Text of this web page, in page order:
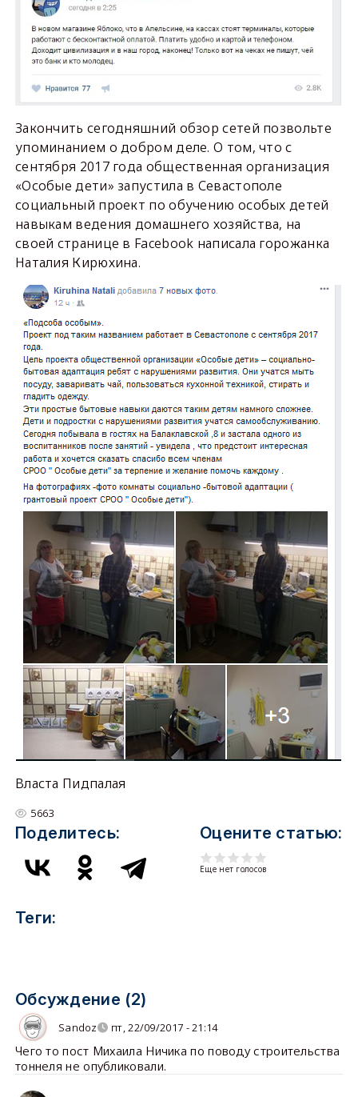
Закончить сегодняшний обзор сетей позвольте
упоминанием о добром деле. О том, что с
сентября 2017 года общественная организация
«Особые дети» запустила в Севастополе
социальный проект по обучению особых детей
навыкам ведения домашнего хозяйства, на
своей странице в Facebook написала горожанка
Наталия Кирюхина.
Власта Пидпалая
5663
Поделитесь: Оцените статью:
Еще нет голосов
Теги:
Обсуждение (2)
Sandoz пт, 22/09/2017 - 21:14
Чего то пост Михаила Ничика по поводу строительства
тоннеля не опубликовали.